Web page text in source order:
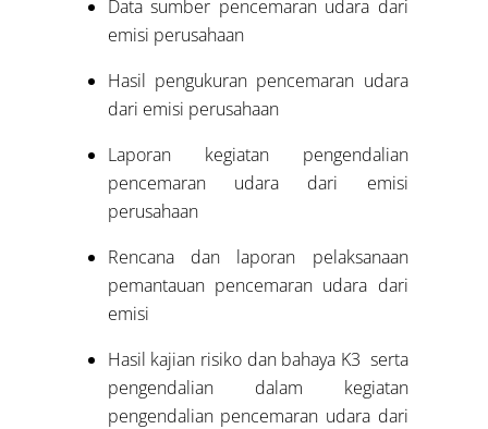
Data sumber pencemaran udara dari
emisi perusahaan
Hasil pengukuran pencemaran udara
dari emisi perusahaan
Laporan kegiatan pengendalian
pencemaran udara dari emisi
perusahaan
Rencana dan laporan pelaksanaan
pemantauan pencemaran udara dari
emisi
Hasil kajian risiko dan bahaya K3 serta
pengendalian dalam kegiatan
pengendalian pencemaran udara dari